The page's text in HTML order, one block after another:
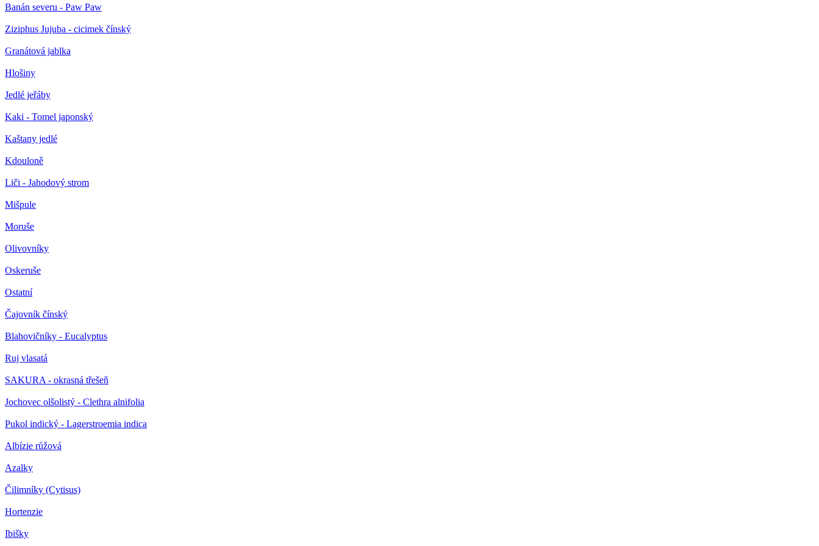
Banán severu - Paw Paw
Ziziphus Jujuba - cicimek čínský
Granátová jablka
Hlošiny
Jedlé jeřáby
Kaki - Tomel japonský
Kaštany jedlé
Kdouloně
Liči - Jahodový strom
Mišpule
Moruše
Olivovníky
Oskeruše
Ostatní
Čajovník čínský
Blahovičníky - Eucalyptus
Ruj vlasatá
SAKURA - okrasná třešeň
Jochovec olšolistý - Clethra alnifolia
Pukol indický - Lagerstroemia indica
Albízie růžová
Azalky
Čilimníky (Cytisus)
Hortenzie
Ibišky